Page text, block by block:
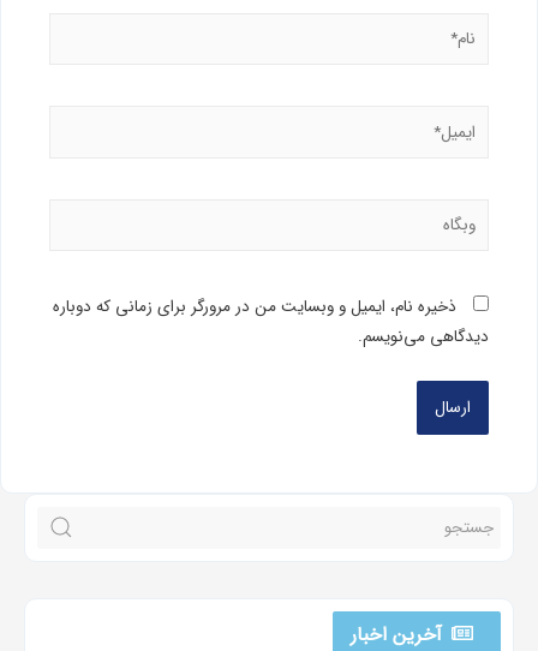
ذخیره نام، ایمیل و وبسایت من در مرورگر برای زمانی که دوباره
دیدگاهی می‌نویسم.
آخرین اخبار